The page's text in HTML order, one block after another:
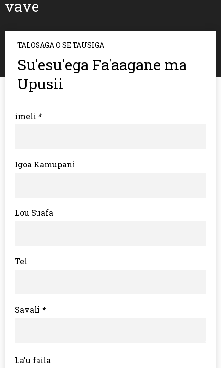
vave
TALOSAGA O SE TAUSIGA
Su'esu'ega Fa'aagane ma
Upusii
*
imeli
Igoa Kamupani
Lou Suafa
Tel
*
Savali
La'u faila